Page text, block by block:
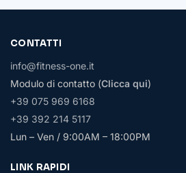
CONTATTI
info@fitness-one.it
Modulo di contatto (Clicca qui)
+39 075 969 6168
+39 392 214 5117
Lun – Ven / 9:00AM – 18:00PM
LINK RAPIDI